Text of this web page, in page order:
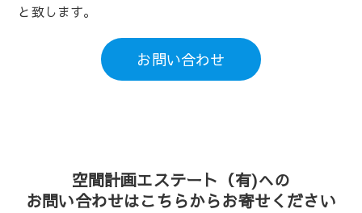
と致します。
お問い合わせ
空間計画エステート（有)への
お問い合わせはこちらからお寄せください